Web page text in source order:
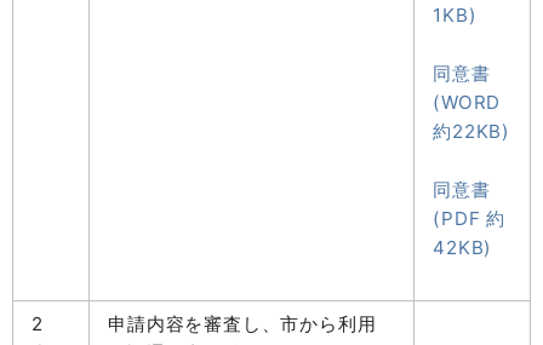
1KB)
同意書
(WORD
約22KB)
同意書
(PDF 約
42KB)
2
申請内容を審査し、市から利用